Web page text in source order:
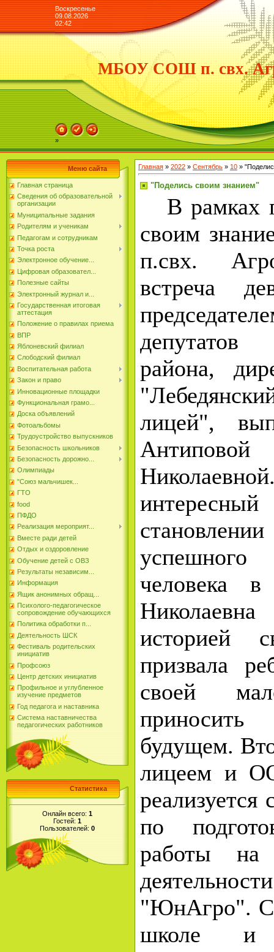
Воскресенье
09.08.2026
02:42
МБОУ СОШ п. свх.
»
Меню сайта
Главная страница
Сведения об образовательной
организации
Муниципальные задания
Родителям и ученикам
Педагогам и сотрудникам
Точка роста
Электронное обучение...
Цифровая образовател...
Полезные сайты
Электронный журнал и...
Государственная итоговая
аттестация
Положение о правилах приема
ВПР
Яблоневский филиал
Слободский филиал
Воспитательная работа
Закон и право
Инновационные площадки
Функциональная грамо...
Доска объявлений
Фотоальбомы
Трудоустройство выпускников
Безопасность школьников
Безопасность дорожно...
Олимпиады
"Союз мальчишек...
ГТО
food
ПФДО
Реализация мероприят...
Вместе ради детей
Отдых и оздоровление
Обучение детей с ОВЗ
Результаты независим...
Информация
Ящик анонимных обращ...
Психолого-педагогическое
сопровождение обучающихся
Политика обработки п...
Деятельность ШСК
Фестиваль родительских
инициатив
Профсоюз
Центр детских инициатив
Профильное и углубленное
изучение предметов
Год педагога и наставника
Система наставничества
педагогических работников
Статистика
Онлайн всего: 1
Гостей: 1
Пользователей: 0
Главная » 2022 » Сентябрь » 10 »
"Поделись своим знанием"
В рамках
своим
п.свх.
встреча
района,
лицей",
человека в
историей
призвала
своей
будущем.
лицеем и
реализуется
по
работы
"ЮнАгро".
школе и